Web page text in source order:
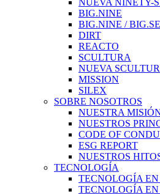
NUEVA NINETY-
BIG.NINE
BIG.NINE /
DIRT
REACTO
SCULTURA
NUEVA
MISSION
SILEX
SOBRE NOSOTROS
NUESTRA
NUESTROS
CODE OF
ESG REPORT
NUESTROS
TECNOLOGÍA
TECNOLOGÍA
TECNOLOGÍA